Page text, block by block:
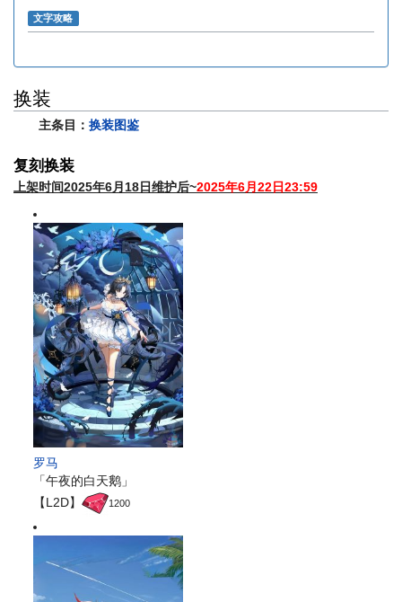
文字攻略
换装
主条目： 换装图鉴
复刻换装
上架时间2025年6月18日维护后~2025年6月22日23:59
罗马
「午夜的白天鹅」
【L2D】
1200